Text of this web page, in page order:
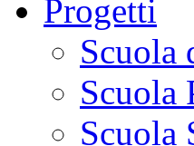
Progetti
Scuola
Scuola
Scuola